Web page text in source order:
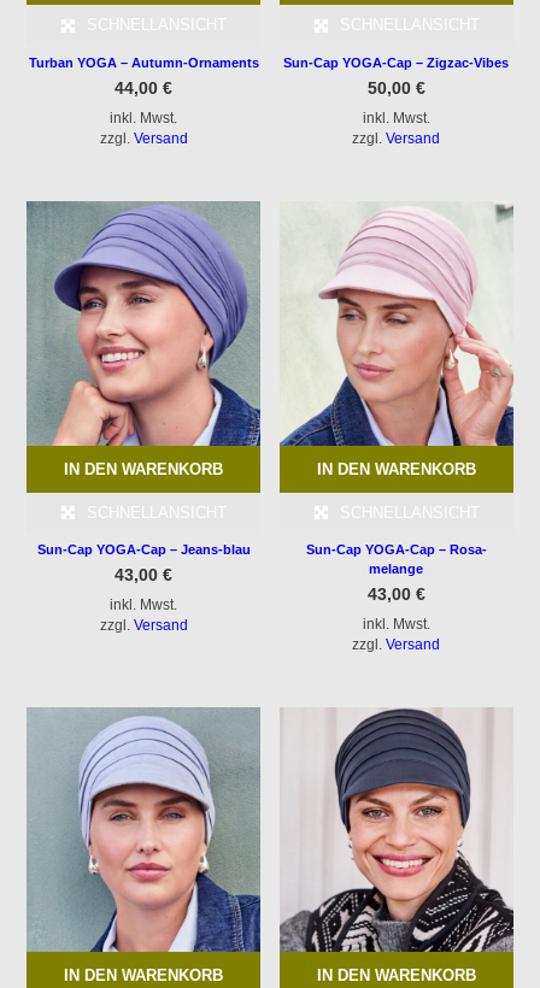
SCHNELLANSICHT
Turban YOGA – Autumn-Ornaments
44,00€
inkl. Mwst.
zzgl. Versand
SCHNELLANSICHT
Sun-Cap YOGA-Cap – Zigzac-Vibes
50,00 €
inkl. Mwst.
zzgl.Versand
IN DEN WARENKORB
SCHNELLANSICHT
Sun-Cap YOGA-Cap – Jeans-blau
43,00€
inkl. Mwst.
zzgl. Versand
IN DEN WARENKORB
SCHNELLANSICHT
Sun-Cap YOGA-Cap – Rosa-
melange
43,00 €
inkl. Mwst.
zzgl.Versand
IN DEN WARENKORB IN DEN WARENKORB